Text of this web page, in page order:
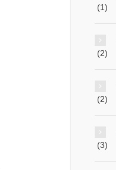
(1)
(2)
(2)
(3)